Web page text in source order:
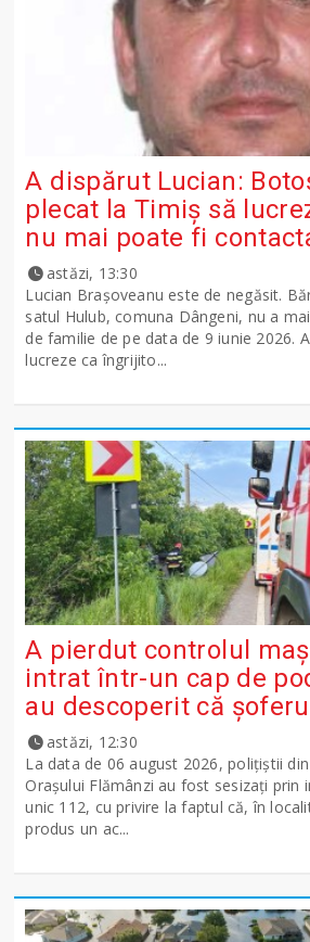
A dispărut Lucian:
plecat la Timiș să
nu mai poate fi
astăzi, 13:30
Lucian Brașoveanu este de negăsit.
satul Hulub, comuna Dângeni, nu a
de familie de pe data de 9 iunie 2026.
lucreze ca îngrijito...
A pierdut controlul
intrat într-un cap de
au descoperit că
astăzi, 12:30
La data de 06 august 2026, polițiștii
Orașului Flămânzi au fost sesizați prin
unic 112, cu privire la faptul că, în
produs un ac...